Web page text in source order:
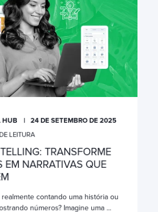
HUB
24 DE SETEMBRO DE 2025
LEITURA
TRANSFORME
EM NARRATIVAS QUE
contando uma história ou
números? Imagine uma ...